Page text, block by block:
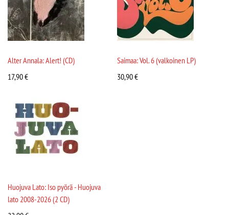
Alter Annala: Alert! (CD)
17,90€
Saimaa: Vol. 6 (valkoinen LP)
30,90€
Huojuva Lato: Iso pyörä - Huojuva
lato 2008-2026 (2 CD)